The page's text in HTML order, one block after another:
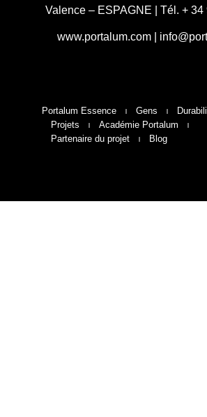
Valence – ESPAGNE | Tél. + 34
www.portalum.com|
Portalum Essence Gens
Projets
Académie Portalum
Partenaire du projet
Blog